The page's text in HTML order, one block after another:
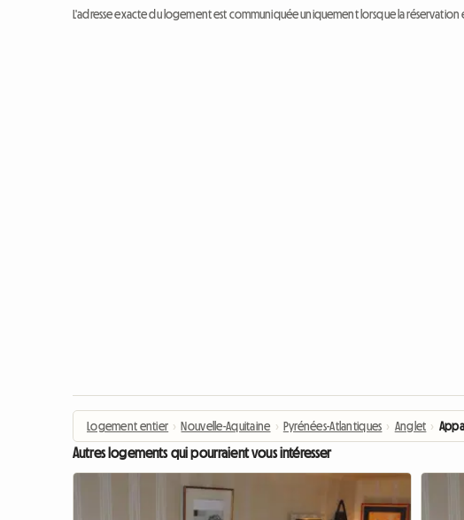
L'adresse exacte du logement est communiquée uniquement lorsque la réservation
Logement entier › Nouvelle-Aquitaine › Pyrénées-Atlantiques › Anglet ›
Autres logements qui pourraient vous intéresser